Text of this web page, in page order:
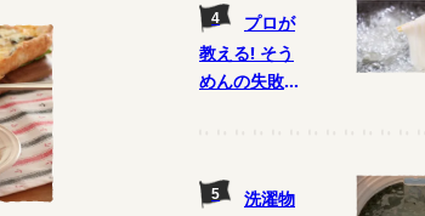
プロが
教える! そう
めんの失敗し
洗濯物